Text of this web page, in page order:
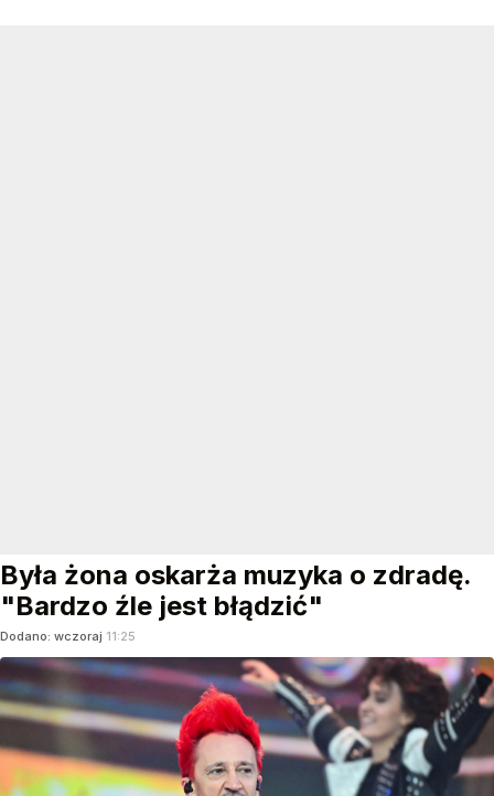
Była żona oskarża muzyka o zdradę.
"Bardzo źle jest błądzić"
Dodano: wczoraj 11:25